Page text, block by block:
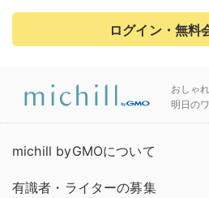
ログイン・無料
おしゃ
明日の
michill byGMOについて
有識者・ライターの募集